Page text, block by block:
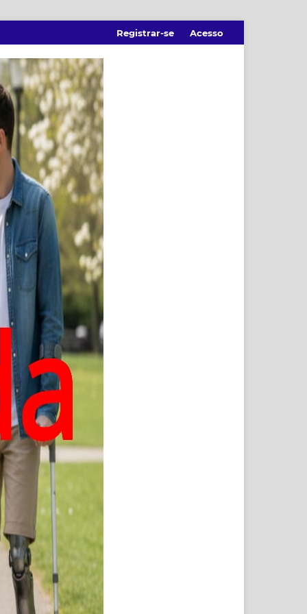
Registrar-se Acesso